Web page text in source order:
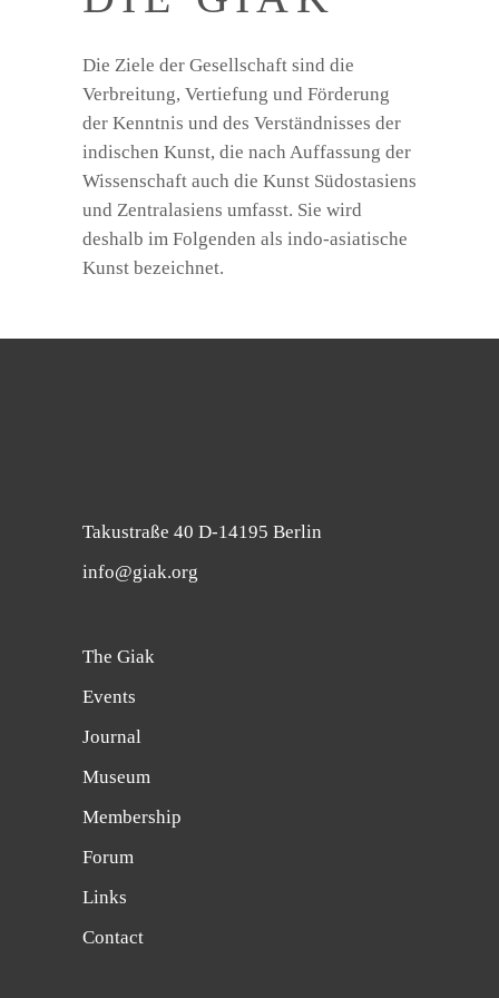
Die Ziele der Gesellschaft sind die
Verbreitung, Vertiefung und Förderung
der Kenntnis und des Verständnisses der
indischen Kunst, die nach Auffassung der
Wissenschaft auch die Kunst Südostasiens
und Zentralasiens umfasst. Sie wird
deshalb im Folgenden als indo-asiatische
Kunst bezeichnet.
Takustraße 40 D-14195 Berlin
info@giak.org
The Giak
Events
Journal
Museum
Membership
Forum
Links
Contact